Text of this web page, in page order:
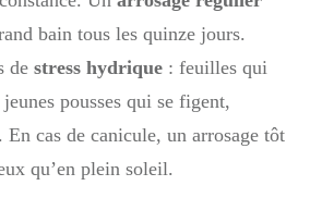
bain tous les quinze jours.
de stress hydrique : feuilles qui
pousses qui se figent,
cas de canicule, un arrosage tôt
qu’en plein soleil.